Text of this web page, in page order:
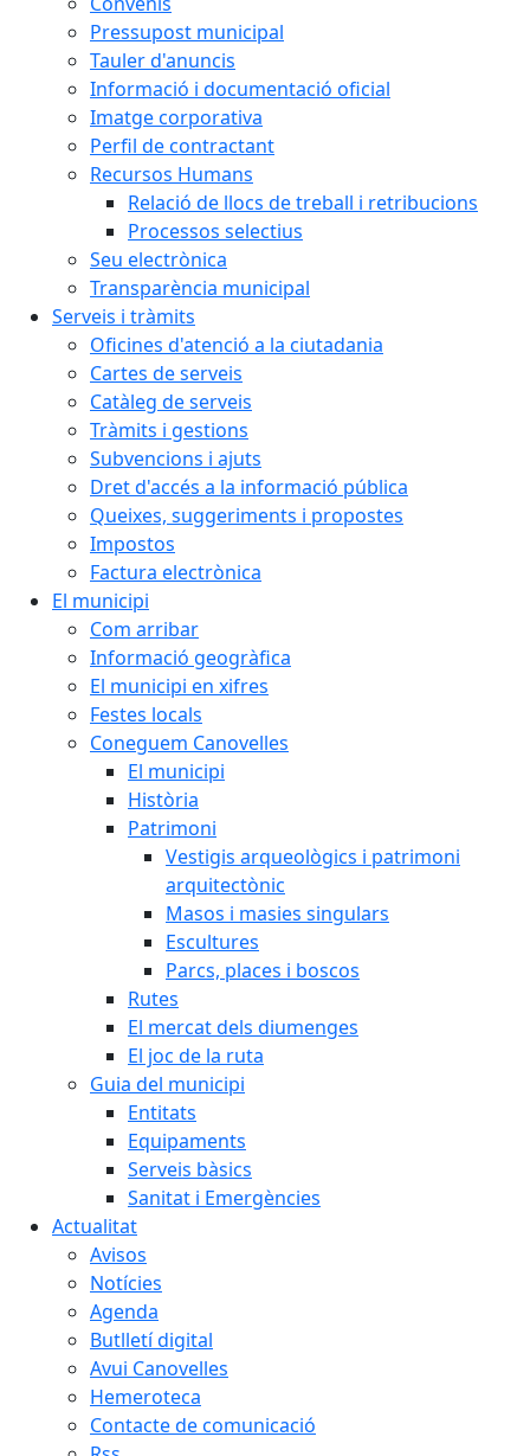
Pressupost municipal
Tauler d'anuncis
Informació i documentació oficial
Imatge corporativa
Perfil de contractant
Recursos Humans
Relació de llocs de treball i retribucions
Processos selectius
Seu electrònica
Transparència municipal
Serveis i tràmits
Oficines d'atenció a la ciutadania
Cartes de serveis
Catàleg de serveis
Tràmits i gestions
Subvencions i ajuts
Dret d'accés a la informació pública
Queixes, suggeriments i propostes
Impostos
Factura electrònica
El municipi
Com arribar
Informació geogràfica
El municipi en xifres
Festes locals
Coneguem Canovelles
El municipi
Història
Patrimoni
Vestigis arqueològics i patrimoni
arquitectònic
Masos i masies singulars
Escultures
Parcs, places i boscos
Rutes
El mercat dels diumenges
El joc de la ruta
Guia del municipi
Entitats
Equipaments
Serveis bàsics
Sanitat i Emergències
Actualitat
Avisos
Notícies
Agenda
Butlletí digital
Avui Canovelles
Hemeroteca
Contacte de comunicació